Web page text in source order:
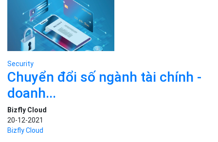
Security
Chuyển đổi số ngành tài chính -
doanh...
Bizfly Cloud
20-12-2021
Bizfly Cloud